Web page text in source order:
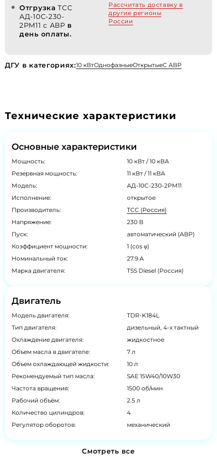
Отгрузка ТСС
АД-10С-230-
2РМ11 с АВР в
день оплаты.
Рассчитать доставку в
другие регионы
России
ДГУ в категориях:10 кВтОднофазныеОткрытыеС АВР
Технические характеристики
Основные характеристики
Мощность:
10 кВт / 10 кВА
Резервная мощность:
11 кВт / 11 кВА
Модель:
АД-10С-230-2РМ11
Исполнение:
открытое
Производитель:
ТСС (Россия)
Напряжение:
230 В
Пуск:
автоматический (АВР)
Коэффициент мощности:
1 (cos φ)
Номинальный ток:
27.9 А
Марка двигателя:
TSS Diesel (Россия)
Двигатель
Модель двигателя:
TDR-K184L
Тип двигателя:
дизельный, 4-х тактный
Охлаждение двигателя:
жидкостное
Объем масла в двигателе:
7 л
Объем охлаждающей жидкости:
10 л
Рекомендуемый тип масла:
SAE 15W40/10W30
Частота вращения:
1500 об/мин
Рабочий объём:
2.5 л
Количество цилиндров:
4
Регулятор оборотов:
механический
Смотреть все